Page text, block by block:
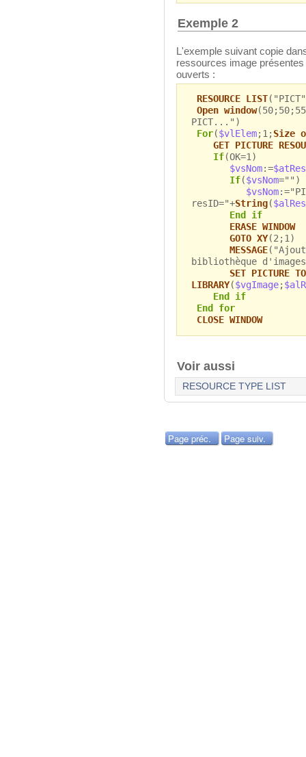
Exemple 2
L'exemple suivant copie
ressources image
ouverts :
RESOURCE LIST
Open window
PICT...")
For($vlElem;1;Size
GET PICTURE
If(OK=1)
$vsNom:=
If($vsNom="")
$vsNom
resID="+String(
End if
ERASE WINDOW
GOTO XY(2;1)
MESSAGE("Ajout
bibliothèque
SET PICTURE TO
LIBRARY($vgImage;
End if
End for
CLOSE WINDOW
Voir aussi
RESOURCE TYPE LIST
Page préc. Page suiv.